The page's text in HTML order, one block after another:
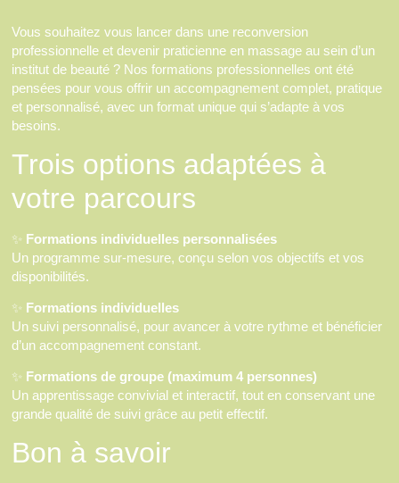
Vous souhaitez vous lancer dans une reconversion
professionnelle et devenir praticienne en massage au sein d’un
institut de beauté ? Nos formations professionnelles ont été
pensées pour vous offrir un accompagnement complet, pratique
et personnalisé, avec un format unique qui s’adapte à vos
besoins.
Trois options adaptées à
votre parcours
✨ Formations individuelles personnalisées
Un programme sur-mesure, conçu selon vos objectifs et vos
disponibilités.
✨ Formations individuelles
Un suivi personnalisé, pour avancer à votre rythme et bénéficier
d’un accompagnement constant.
✨ Formations de groupe (maximum 4 personnes)
Un apprentissage convivial et interactif, tout en conservant une
grande qualité de suivi grâce au petit effectif.
Bon à savoir